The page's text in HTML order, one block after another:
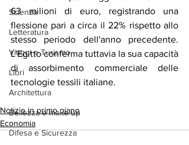
Scienza
Letteratura
Viaggi e Turismo
Libri
Architettura
Bellezza e make up
Difesa e Sicurezza
63 milioni di euro, registrando una
flessione pari a circa il 22% rispetto allo
stesso periodo dell'anno precedente.
L'Egitto conferma tuttavia la sua capacità
di assorbimento commerciale delle
tecnologie tessili italiane.
Notizie in primo piano
Economia